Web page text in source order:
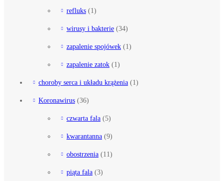
refluks (1)
wirusy i bakterie (34)
zapalenie spojówek (1)
zapalenie zatok (1)
choroby serca i układu krążenia (1)
Koronawirus (36)
czwarta fala (5)
kwarantanna (9)
obostrzenia (11)
piąta fala (3)